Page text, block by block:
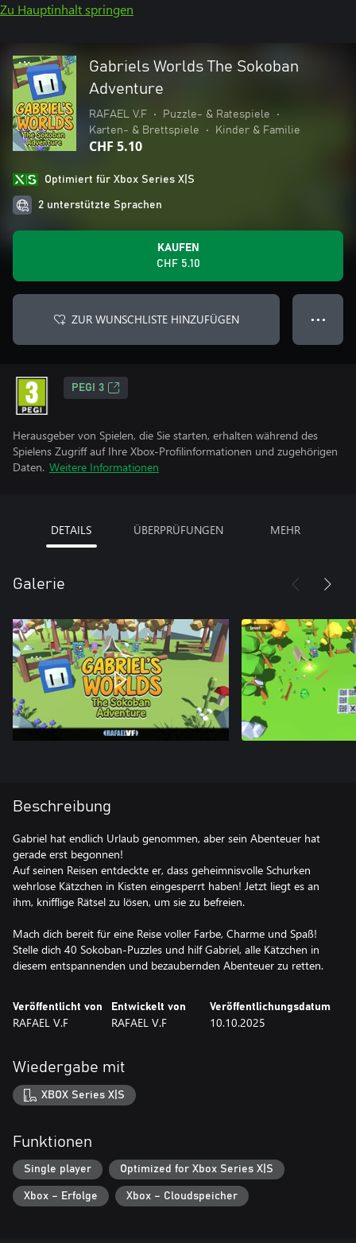
Zu Hauptinhalt springen
Gabriels Worlds The Sokoban
Adventure
RAFAEL V.F • Puzzle- & Ratespiele
•
Karten- & Brettspiele
• Kinder & Familie
CHF 5.10
Optimiert für Xbox Series X|S
2 unterstützte Sprachen
KAUFEN
CHF 5.10
ZUR WUNSCHLISTE HINZUFÜGEN ● ● ●
PEGI 3
Herausgeber von Spielen, die Sie starten, erhalten während des
Spielens Zugriff auf Ihre Xbox-Profilinformationen und zugehörigen
Daten. Weitere Informationen
DETAILS ÜBERPRÜFUNGEN MEHR
Galerie
Beschreibung
Gabriel hat endlich Urlaub genommen, aber sein Abenteuer hat
gerade erst begonnen!
Auf seinen Reisen entdeckte er, dass geheimnisvolle Schurken
wehrlose Kätzchen in Kisten eingesperrt haben! Jetzt liegt es an
ihm, knifflige Rätsel zu lösen, um sie zu befreien.
Mach dich bereit für eine Reise voller Farbe, Charme und Spaß!
Stelle dich 40 Sokoban-Puzzles und hilf Gabriel, alle Kätzchen in
diesem entspannenden und bezaubernden Abenteuer zu retten.
Veröffentlicht von
RAFAEL V.F
Entwickelt von
RAFAEL V.F
Veröffentlichungsdatum
10.10.2025
Wiedergabe mit
XBOX Series X|S
Funktionen
Single player Optimized for Xbox Series X|S
Xbox – Erfolge Xbox – Cloudspeicher